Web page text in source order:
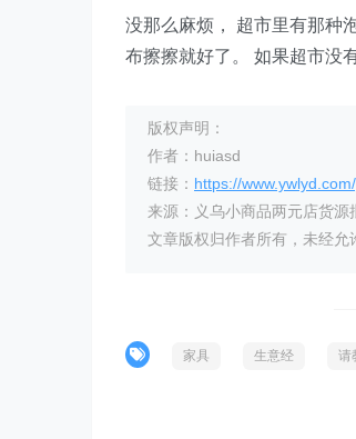
没那么麻烦， 超市里有那种
布擦擦就好了。 如果超市没
版权声明：
作者：huiasd
链接： https://
来源：义乌小商品两元店货
文章版权归作者所有，未经允
家具 生意经 请